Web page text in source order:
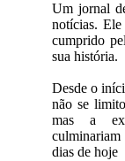
Um jornal
notícias.
cumprido
sua história.
Desde o
não se
mas a
dias de hoje